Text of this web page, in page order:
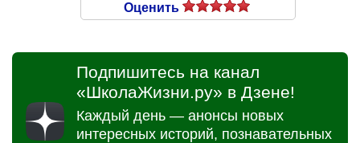
Оценить
Подпишитесь на канал
«ШколаЖизни.ру» в Дзене!
Каждый день — анонсы новых
интересных историй, познавательных